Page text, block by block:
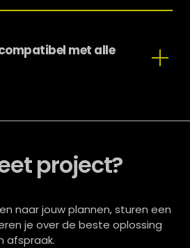
platform volg je alle
toe aan de juiste gebruikers.
maakt een onderscheid
opladen, met een
met alle
en oplaadbare hybride
worden aangepast aan de
project?
naar jouw plannen, sturen een
je over de beste oplossing
afspraak.